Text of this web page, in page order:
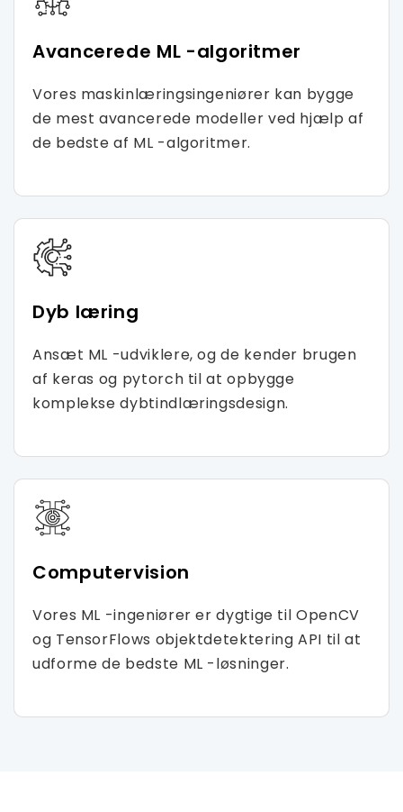
Avancerede ML -algoritmer
Vores maskinlæringsingeniører kan bygge
de mest avancerede modeller ved hjælp af
de bedste af ML -algoritmer.
Dyb læring
Ansæt ML -udviklere, og de kender brugen
af ​​keras og pytorch til at opbygge
komplekse dybtindlæringsdesign.
Computervision
Vores ML -ingeniører er dygtige til OpenCV
og TensorFlows objektdetektering API til at
udforme de bedste ML -løsninger.